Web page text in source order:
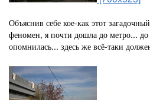
Объяснив себе кое-как этот
феномен, я почти дошла до метро...
опомнилась... здесь же всё-таки